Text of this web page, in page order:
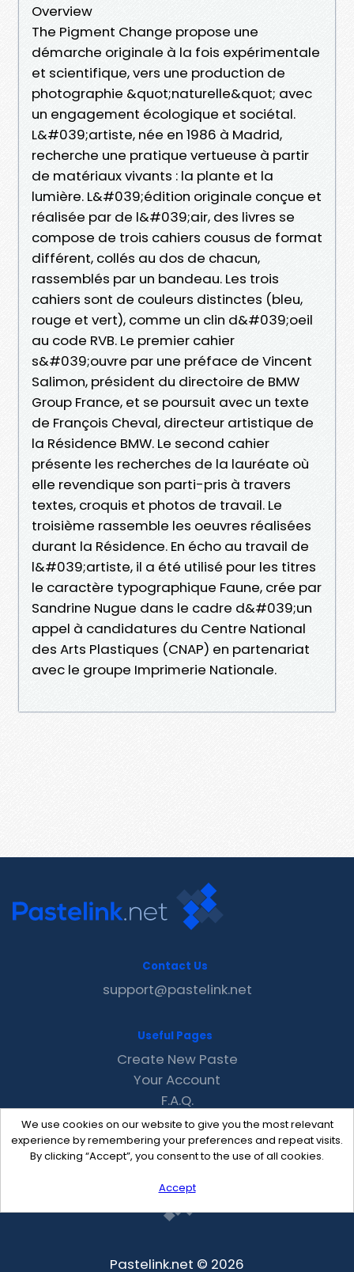
Overview
The Pigment Change propose une
démarche originale à la fois expérimentale
et scientifique, vers une production de
photographie &quot;naturelle&quot; avec
un engagement écologique et sociétal.
L&#039;artiste, née en 1986 à Madrid,
recherche une pratique vertueuse à partir
de matériaux vivants : la plante et la
lumière. L&#039;édition originale conçue et
réalisée par de l&#039;air, des livres se
compose de trois cahiers cousus de format
différent, collés au dos de chacun,
rassemblés par un bandeau. Les trois
cahiers sont de couleurs distinctes (bleu,
rouge et vert), comme un clin d&#039;oeil
au code RVB. Le premier cahier
s&#039;ouvre par une préface de Vincent
Salimon, président du directoire de BMW
Group France, et se poursuit avec un texte
de François Cheval, directeur artistique de
la Résidence BMW. Le second cahier
présente les recherches de la lauréate où
elle revendique son parti-pris à travers
textes, croquis et photos de travail. Le
troisième rassemble les oeuvres réalisées
durant la Résidence. En écho au travail de
l&#039;artiste, il a été utilisé pour les titres
le caractère typographique Faune, crée par
Sandrine Nugue dans le cadre d&#039;un
appel à candidatures du Centre National
des Arts Plastiques (CNAP) en partenariat
avec le groupe Imprimerie Nationale.
We use cookies on our website to give you the most relevant
experience by remembering your preferences and repeat visits.
By clicking “Accept”, you consent to the use of all cookies.
Accept
Contact Us
support@pastelink.net
Useful Pages
Create New Paste
Your Account
F.A.Q.
Recent
Contact
Pastelink.net © 2026